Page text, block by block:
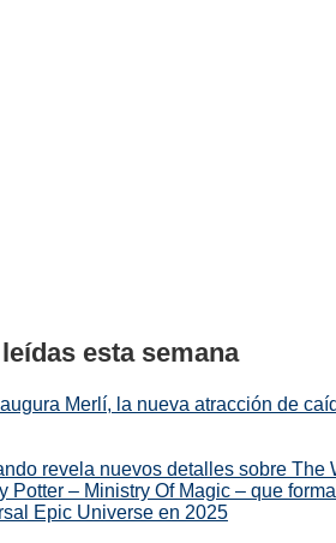
esta semana
Merlí, la nueva atracción de
revela nuevos detalles sobre The
Potter – Ministry Of Magic – que
Epic Universe en 2025